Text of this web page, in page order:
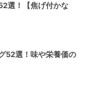
選！【焦げ付かな
52選！味や栄養価の